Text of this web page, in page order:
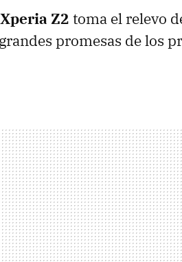
Z2 toma el relevo
promesas de los